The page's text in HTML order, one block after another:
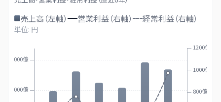
売上高（左軸） 営業利益（右軸） 経常利益（右軸）
単位: 円
15000億
20000億
800億
1000億
1200億